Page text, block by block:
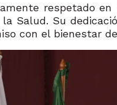
respetado
Salud. Su
con el bienestar